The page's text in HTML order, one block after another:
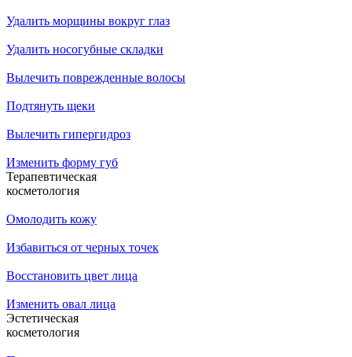
Удалить морщины вокруг глаз
Удалить носогубные складки
Вылечить поврежденные волосы
Подтянуть щеки
Вылечить гипергидроз
Изменить форму губ
Терапевтическая
косметология
Омолодить кожу
Избавиться от черных точек
Восстановить цвет лица
Изменить овал лица
Эстетическая
косметология